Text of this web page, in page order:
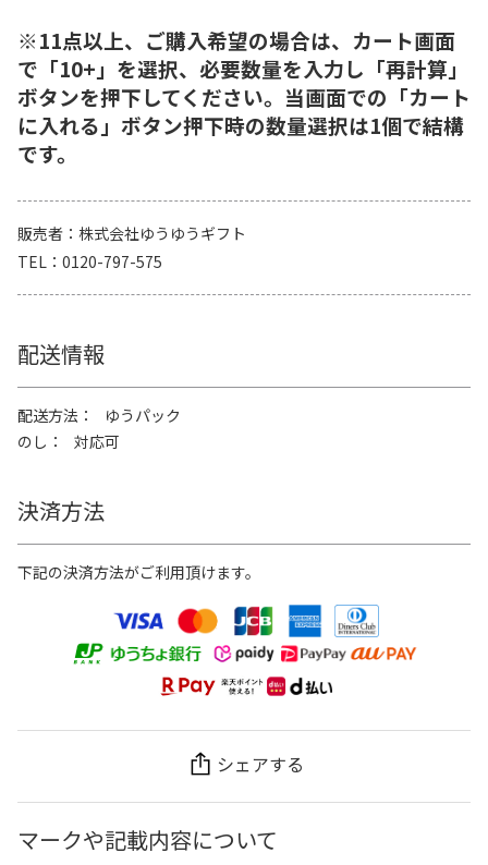
※11点以上、ご購入希望の場合は、カート画面
で「10+」を選択、必要数量を入力し「再計算」
ボタンを押下してください。当画面での「カート
に入れる」ボタン押下時の数量選択は1個で結構
です。
販売者
株式会社ゆうゆうギフト
TEL
0120-797-575
配送情報
配送方法
ゆうパック
のし
対応可
決済方法
下記の決済方法がご利用頂けます。
シェアする
マークや記載内容について